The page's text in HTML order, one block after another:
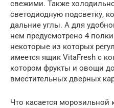
свежими. Также
светодиодную подсветку,
дальние углы. А для
нем предусмотрено 4
некоторые из которых
имеется ящик VitaFresh с
котором фрукты и овощи
вместительных дверных
Что касается